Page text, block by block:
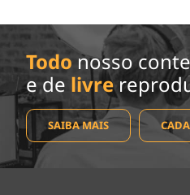
Todo nosso
e de livre
SAIBA MAIS